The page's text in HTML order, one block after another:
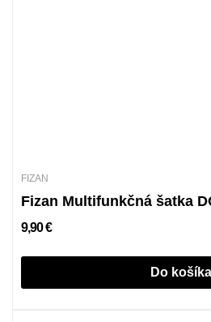
FIZAN
Fizan Multifunkčná šatka
9,90 €
Do košíka